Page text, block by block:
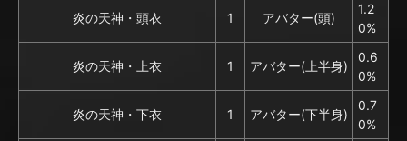
炎の天神・頭衣 1 アバター(頭)
1.2
0%
炎の天神・上衣 1 アバター(上半身)
0.6
0%
炎の天神・下衣 1 アバター(下半身)
0.7
0%